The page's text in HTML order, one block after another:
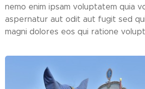
nemo enim ipsam voluptatem quia
aspernatur aut odit aut fugit sed
magni dolores eos qui ratione